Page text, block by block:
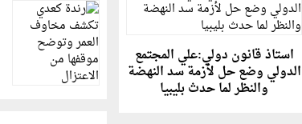
استاذ قانون دولي:علي المجتمع
الدولي وضع حل لأزمة سد النهضة
والنظر لما حدث بليبيا